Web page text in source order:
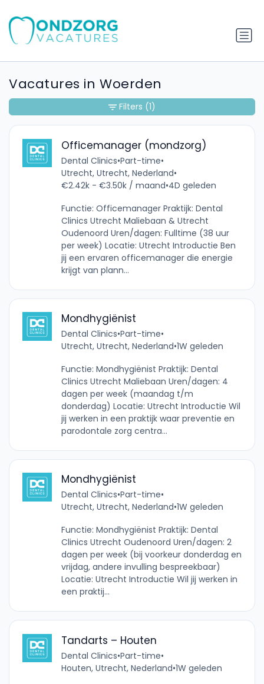
Vacatures in Woerden
Officemanager (mondzorg)
Dental Clinics•Part-time•
Utrecht, Utrecht, Nederland•
€2.42k - €3.50k / maand•4D geleden
Functie: Officemanager Praktijk: Dental
Clinics Utrecht Maliebaan & Utrecht
Oudenoord Uren/dagen: Fulltime (38 uur
per week) Locatie: Utrecht Introductie Ben
jij een ervaren officemanager die energie
krijgt van plann...
Mondhygiënist
Dental Clinics•Part-time•
Utrecht, Utrecht, Nederland•1W geleden
Functie: Mondhygiënist Praktijk: Dental
Clinics Utrecht Maliebaan Uren/dagen: 4
dagen per week (maandag t/m
donderdag) Locatie: Utrecht Introductie Wil
jij werken in een praktijk waar preventie en
parodontale zorg centra...
Mondhygiënist
Dental Clinics•Part-time•
Utrecht, Utrecht, Nederland•1W geleden
Functie: Mondhygiënist Praktijk: Dental
Clinics Utrecht Oudenoord Uren/dagen: 2
dagen per week (bij voorkeur donderdag en
vrijdag, andere invulling bespreekbaar)
Locatie: Utrecht Introductie Wil jij werken in
een praktij...
Tandarts – Houten
Dental Clinics•Part-time•
Houten, Utrecht, Nederland•1W geleden
Filters (1)